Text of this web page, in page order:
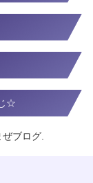
☆
ブログ.